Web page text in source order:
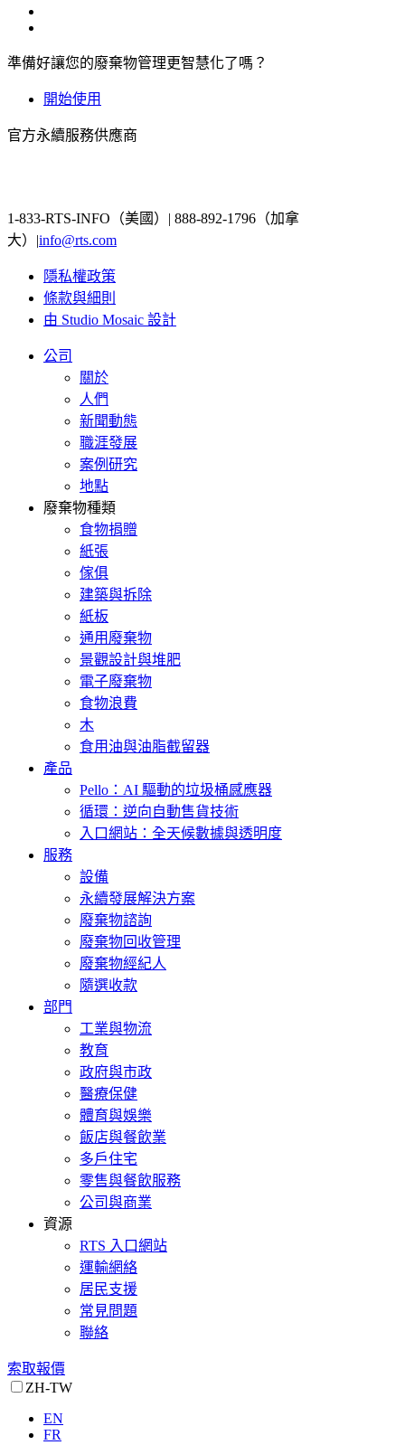
準備好讓您的廢棄物管理更智慧化了嗎？
開始使用
官方永續服務供應商
1-833-RTS-INFO（美國）| 888-892-1796（加拿
大）|info@rts.com
隱私權政策
條款與細則
由 Studio Mosaic 設計
公司
關於
人們
新聞動態
職涯發展
案例研究
地點
廢棄物種類
食物捐贈
紙張
傢俱
建築與拆除
紙板
通用廢棄物
景觀設計與堆肥
電子廢棄物
食物浪費
木
食用油與油脂截留器
產品
Pello：AI 驅動的垃圾桶感應器
循環：逆向自動售貨技術
入口網站：全天候數據與透明度
服務
設備
永續發展解決方案
廢棄物諮詢
廢棄物回收管理
廢棄物經紀人
隨選收款
部門
工業與物流
教育
政府與市政
醫療保健
體育與娛樂
飯店與餐飲業
多戶住宅
零售與餐飲服務
公司與商業
資源
RTS 入口網站
運輸網絡
居民支援
常見問題
聯絡
索取報價
ZH-TW
EN
FR